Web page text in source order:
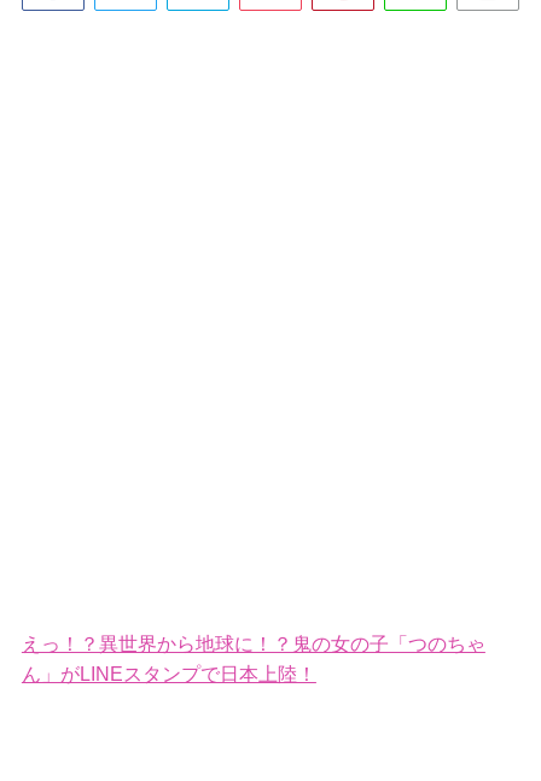
えっ！？異世界から地球に！？鬼の女の子「つのちゃ
ん」がLINEスタンプで日本上陸！